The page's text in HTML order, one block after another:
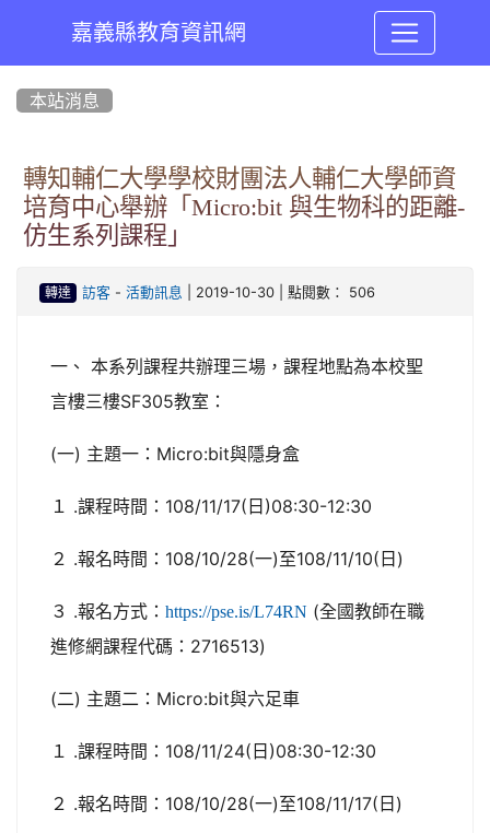
嘉義縣教育資訊網
本站消息
轉知輔仁大學學校財團法人輔仁大學師資
培育中心舉辦「Micro:bit 與生物科的距離-
仿生系列課程」
轉達 訪客- 活動訊息 | 2019-10-30 | 點閱數： 506
一、 本系列課程共辦理三場，課程地點為本校聖
言樓三樓SF305教室：
(一) 主題一：Micro:bit與隱身盒
１ .課程時間：108/11/17(日)08:30-12:30
２ .報名時間：108/10/28(一)至108/11/10(日)
３ .報名方式： https://pse.is/L74RN (全國教師在職
進修網課程代碼：2716513)
(二) 主題二：Micro:bit與六足車
１ .課程時間：108/11/24(日)08:30-12:30
２ .報名時間：108/10/28(一)至108/11/17(日)